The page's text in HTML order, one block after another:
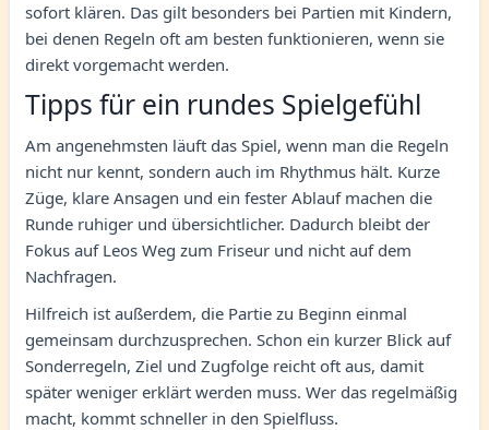
sofort klären. Das gilt besonders bei Partien mit Kindern,
bei denen Regeln oft am besten funktionieren, wenn sie
direkt vorgemacht werden.
Tipps für ein rundes Spielgefühl
Am angenehmsten läuft das Spiel, wenn man die Regeln
nicht nur kennt, sondern auch im Rhythmus hält. Kurze
Züge, klare Ansagen und ein fester Ablauf machen die
Runde ruhiger und übersichtlicher. Dadurch bleibt der
Fokus auf Leos Weg zum Friseur und nicht auf dem
Nachfragen.
Hilfreich ist außerdem, die Partie zu Beginn einmal
gemeinsam durchzusprechen. Schon ein kurzer Blick auf
Sonderregeln, Ziel und Zugfolge reicht oft aus, damit
später weniger erklärt werden muss. Wer das regelmäßig
macht, kommt schneller in den Spielfluss.